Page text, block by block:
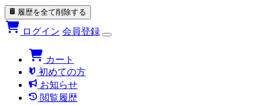
履歴を全て削除する
ログイン 会員登録
カート
初めての方
お知らせ
閲覧履歴